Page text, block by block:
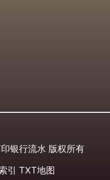
银行流水 版权所有
引 TXT地图